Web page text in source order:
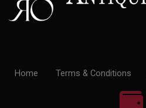
Home Terms & Conditions